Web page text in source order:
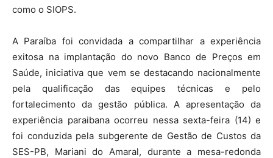
como o SIOPS.
A Paraíba foi convidada a compartilhar a experiência
exitosa na implantação do novo Banco de Preços em
Saúde, iniciativa que vem se destacando nacionalmente
pela qualificação das equipes técnicas e pelo
fortalecimento da gestão pública. A apresentação da
experiência paraibana ocorreu nessa sexta-feira (14) e
foi conduzida pela subgerente de Gestão de Custos da
SES-PB, Mariani do Amaral, durante a mesa-redonda